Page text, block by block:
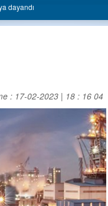
|AK Parti Ereğli İlçe
: 17-02-2023 | 18 : 16 04